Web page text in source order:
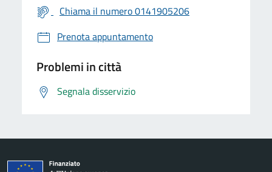
Chiama il numero 0141905206
Prenota appuntamento
Problemi in città
Segnala disservizio